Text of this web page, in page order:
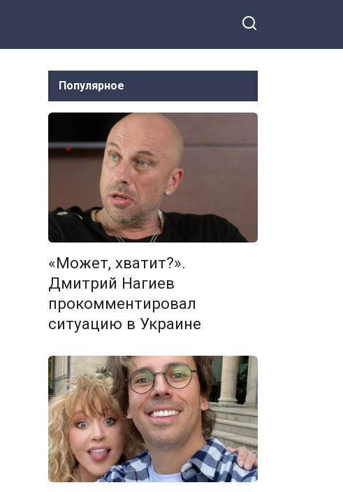
Популярное
«Может, хватит?».
Дмитрий Нагиев
прокомментировал
ситуацию в Украине